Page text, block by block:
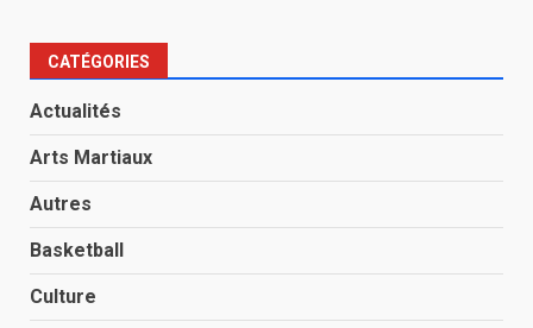
CATÉGORIES
Actualités
Arts Martiaux
Autres
Basketball
Culture